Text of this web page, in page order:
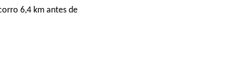
6,4 km antes de